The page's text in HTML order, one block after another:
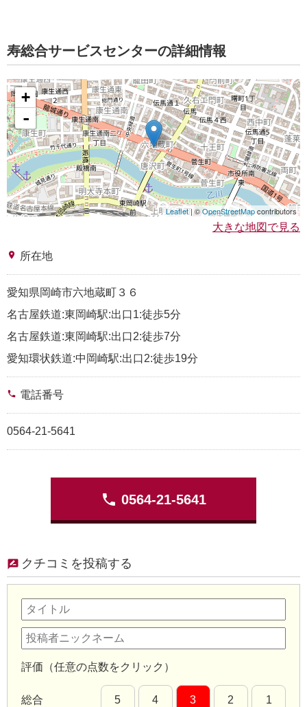
寿総合サービスセンターの詳細情報
+
-
Leaflet| ©OpenStreetMapcontributors
大きな地図で見る
place 所在地
愛知県岡崎市六地蔵町３６
名古屋鉄道:東岡崎駅:出口1:徒歩5分
名古屋鉄道:東岡崎駅:出口2:徒歩7分
愛知環状鉄道:中岡崎駅:出口2:徒歩19分
phone 電話番号
0564-21-5641
phone 0564-21-5641
クチコミを投稿する
評価（任意の点数をクリック）
総合 5 4 3 2 1